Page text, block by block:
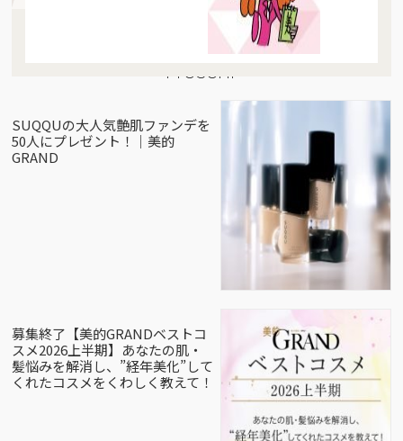
Present
SUQQUの大人気艶肌ファンデを
50人にプレゼント！｜美的
GRAND
募集終了【美的GRANDベストコ
スメ2026上半期】あなたの肌・
髪悩みを解消し、”経年美化”して
くれたコスメをくわしく教えて！